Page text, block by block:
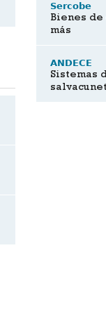
Sercobe
Bienes de
más
ANDECE
Sistemas